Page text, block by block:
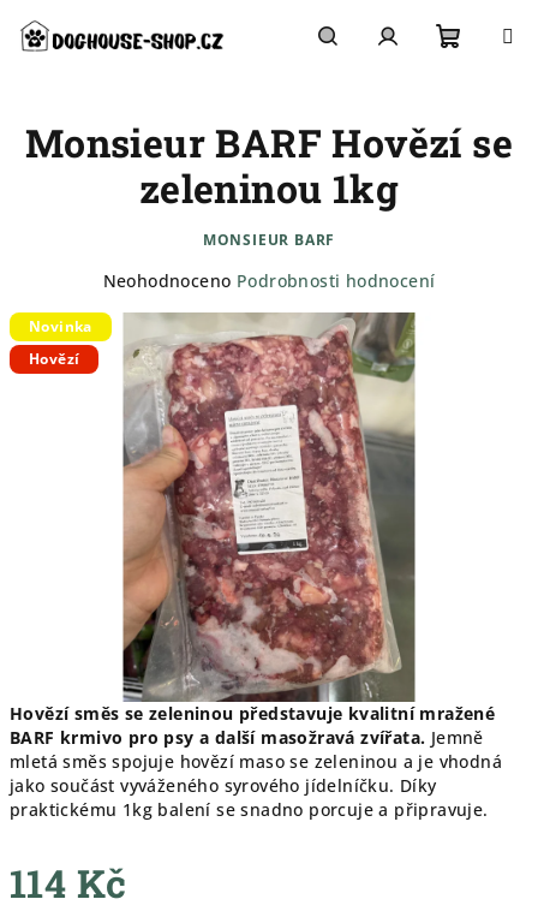
obsah
košík
Hovězí směs se zeleninou představuje kvalitní mražené
BARF krmivo pro psy a další masožravá zvířata. Jemně
mletá směs spojuje hovězí maso se zeleninou a je vhodná
jako součást vyváženého syrového jídelníčku. Díky
praktickému 1kg balení se snadno porcuje a připravuje.
114 Kč
Monsieur BARF Hovězí se
zeleninou 1kg
MONSIEUR BARF
Průměrné
produktu
hvězdiček.
Neohodnoceno Podrobnosti hodnocení
Novinka
Hovězí